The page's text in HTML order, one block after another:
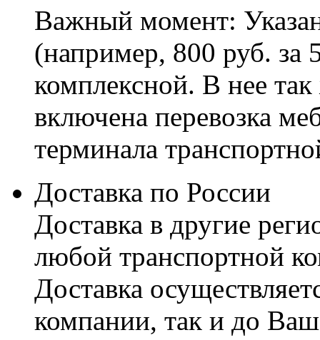
Важный момент:
(например, 800 руб. за
комплексной. В нее
включена перевозка
терминала
Доставка по России
Доставка в другие
любой транспортной
Доставка
компании, так и до